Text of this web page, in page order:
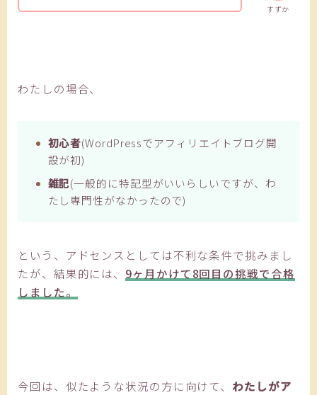
すずか
わたしの場合、
初心者(WordPressでアフィリエイトブログ開
設が初)
雑記(一般的に特記型がいいらしいですが、わ
たし専門性がなかったので)
という、アドセンスとしては不利な条件で挑みまし
たが、結果的には、 9ヶ月かけて8回目の挑戦で合格
しました。
今回は、似たような状況の方に向けて、 わたしがア